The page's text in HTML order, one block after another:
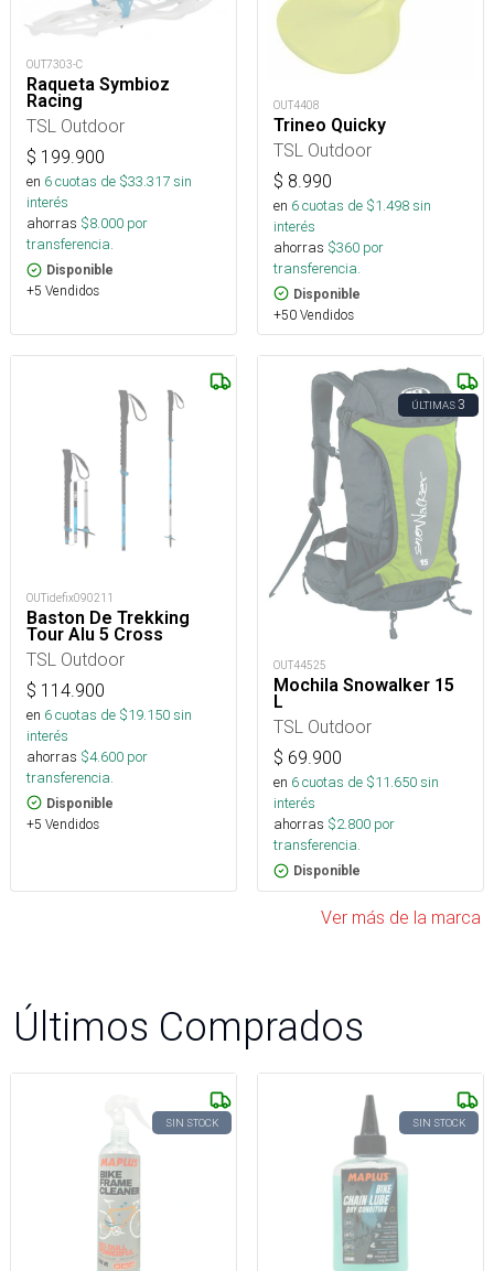
OUT7303-C
Raqueta Symbioz
Racing
TSL Outdoor
$ 199.900
en 6cuotas de $33.317sin
interés
ahorras $8.000 por
transferencia.
Disponible
+5 Vendidos
OUT4408
Trineo Quicky
TSL Outdoor
$ 8.990
en 6cuotas de $1.498sin
interés
ahorras $360 por
transferencia.
Disponible
+50 Vendidos
OUTidefix090211
Baston De Trekking
Tour Alu 5 Cross
TSL Outdoor
$ 114.900
en 6cuotas de $19.150sin
interés
ahorras $4.600 por
transferencia.
Disponible
+5 Vendidos
ÚLTIMAS3
OUT44525
Mochila Snowalker 15
L
TSL Outdoor
$ 69.900
en 6cuotas de $11.650sin
interés
ahorras $2.800 por
transferencia.
Disponible
Ver más de la marca
Últimos Comprados
SIN STOCK SIN STOCK